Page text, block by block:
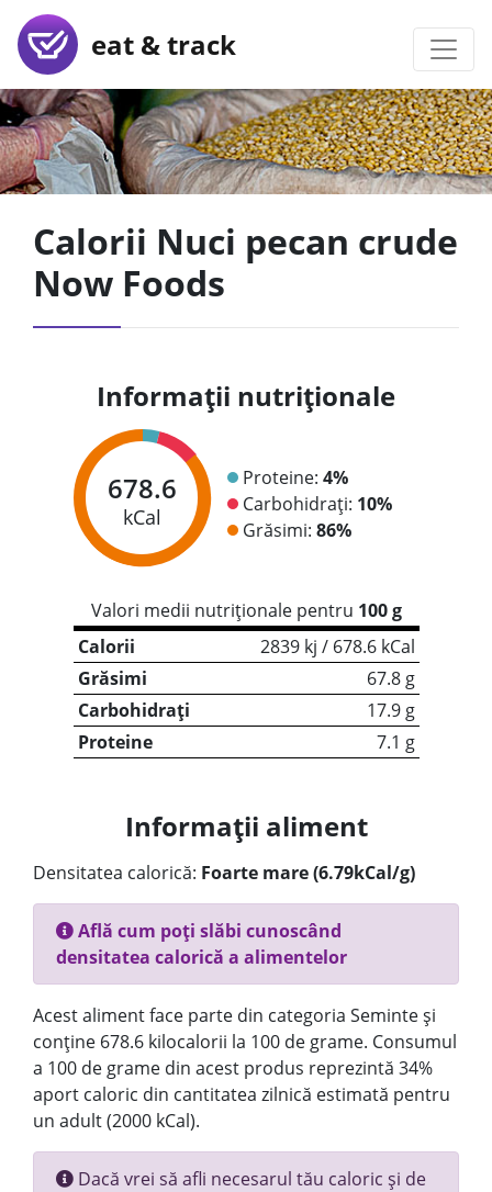
eat & track
Calorii Nuci pecan crude
Now Foods
Informații nutriționale
678.6
kCal
Proteine: 4%
Carbohidrați: 10%
Grăsimi: 86%
Valori medii nutriționale pentru 100 g
Calorii
2839 kj / 678.6 kCal
Grăsimi
67.8 g
Carbohidrați
17.9 g
Proteine
7.1 g
Informații aliment
Densitatea calorică: Foarte mare (6.79kCal/g)
Află cum poți slăbi cunoscând
densitatea calorică a alimentelor
Acest aliment face parte din categoria Seminte și
conține 678.6 kilocalorii la 100 de grame. Consumul
a 100 de grame din acest produs reprezintă 34%
aport caloric din cantitatea zilnică estimată pentru
un adult (2000 kCal).
Dacă vrei să afli necesarul tău caloric și de